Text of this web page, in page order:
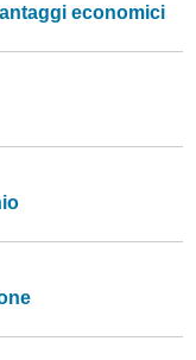
economici